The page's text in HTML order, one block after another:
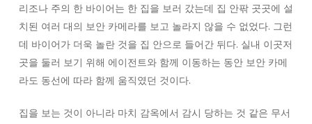
리조나 주의 한 바이어는 한 집을 보러 갔는데 집 안팎 곳곳에 설
치된 여러 대의 보안 카메라를 보고 놀라지 않을 수 없었다. 그런
데 바이어가 더욱 놀란 것을 집 안으로 들어간 뒤다. 실내 이곳저
곳을 둘러 보기 위해 에이전트와 함께 이동하는 동안 보안 카메
라도 동선에 따라 함께 움직였던 것이다.
집을 보는 것이 아니라 마치 감옥에서 감시 당하는 것 같은 무서